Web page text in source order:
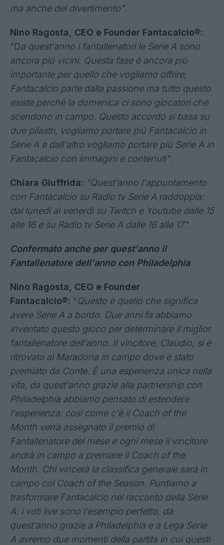
ma anche del divertimento".
Nino Ragosta, CEO e Founder Fantacalcio®:
"Da quest'anno i fantallenatori le Serie A sono
ancora più vicini. Questa fase è ancora più
importante per quello che vogliamo offrire,
Fantacalcio parte dalla passione ma tutto questo
esiste perché la domenica ci sono giocatori che
scendono in campo. Questo accordo si basa su
due pilastri, vogliamo portare più Fantacalcio in
Serie A e dall'altro vogliamo portare più Serie A in
Fantacalcio con immagini e contenuti".
Chiara Giuffrida: "Quest'anno l'appuntamento
con Fantacalcio su Radio tv Serie A raddoppia:
dal lunedì al venerdì su Twitch e Youtube dalle 15
alle 16 e su Radio tv Serie A dalle 16 alle 17".
Confermato anche per quest'anno il
Fantallenatore dell'anno con Philadelphia
Nino Ragosta, CEO e Founder
Fantacalcio®: "Questo è quello che significa
avere Serie A a bordo. Due anni fa abbiamo
inventato questo gioco per determinare il miglior
fantallenatore dell'anno. Il vincitore, Claudio, si è
ritrovato al Maradona in campo dove è stato
premiato da Conte. È una esperienza unica nella
vita, da quest'anno grazie alla partnership con
Philadelphia abbiamo pensato di estendere
l'esperienza: così come c'è il Coach of the
Month verrà assegnato il premio di
Fantallenatore del mese e ogni mese il vincitore
andrà in campo a premiare il Coach of the
Month. Chi vincerà la classifica generale sarà in
campo col Coach of the Season. Puntiamo a
trasformare Fantacalcio nel racconto della Serie
A: i voti live sono l'esempio perfetto, da
quest'anno grazie a Philadelphia e a Lega Serie
A avremo due momenti della partita in cui questi